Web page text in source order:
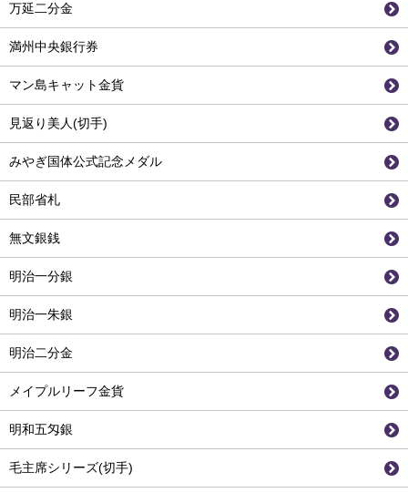
万延二分金
満州中央銀行券
マン島キャット金貨
見返り美人(切手)
みやぎ国体公式記念メダル
民部省札
無文銀銭
明治一分銀
明治一朱銀
明治二分金
メイプルリーフ金貨
明和五匁銀
毛主席シリーズ(切手)